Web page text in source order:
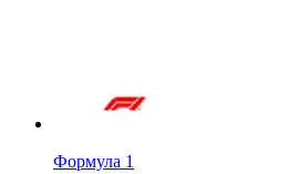
Формула 1